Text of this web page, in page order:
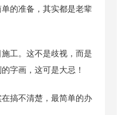
的准备，其实都是老辈
工。这不是歧视，而是
字画，这可是大忌！
搞不清楚，最简单的办